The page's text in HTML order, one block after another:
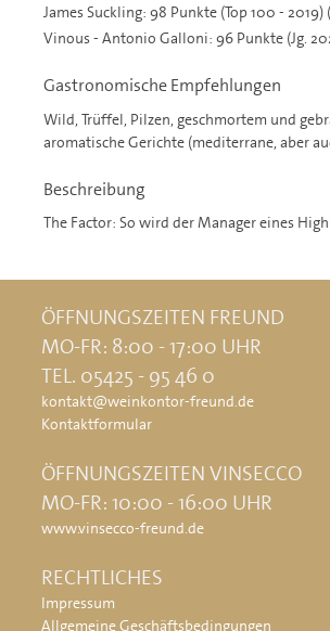
James Suckling: 98 Punkte (Top 100 - 2019)
Vinous - Antonio Galloni: 96 Punkte (Jg.
Gastronomische Empfehlungen
Wild, Trüffel, Pilzen, geschmortem und
aromatische Gerichte (mediterrane, aber
Beschreibung
The Factor: So wird der Manager eines
ÖFFNUNGSZEITEN FREUND
MO-FR: 8:00 - 17:00 UHR
TEL. 05425 - 95 46 0
kontakt@weinkontor-freund.de
Kontaktformular
ÖFFNUNGSZEITEN VINSECCO
MO-FR: 10:00 - 16:00 UHR
www.vinsecco-freund.de
RECHTLICHES
Impressum
Allgemeine Geschäftsbedingungen